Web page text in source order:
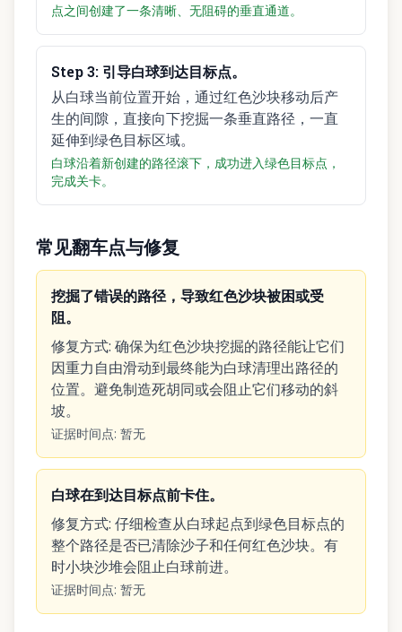
点之间创建了一条清晰、无阻碍的垂直通道。
Step3: 引导白球到达目标点。
从白球当前位置开始，通过红色沙块移动后产
生的间隙，直接向下挖掘一条垂直路径，一直
延伸到绿色目标区域。
白球沿着新创建的路径滚下，成功进入绿色目标点，
完成关卡。
常见翻车点与修复
挖掘了错误的路径，导致红色沙块被困或受
阻。
修复方式: 确保为红色沙块挖掘的路径能让它们
因重力自由滑动到最终能为白球清理出路径的
位置。避免制造死胡同或会阻止它们移动的斜
坡。
证据时间点: 暂无
白球在到达目标点前卡住。
修复方式: 仔细检查从白球起点到绿色目标点的
整个路径是否已清除沙子和任何红色沙块。有
时小块沙堆会阻止白球前进。
证据时间点: 暂无